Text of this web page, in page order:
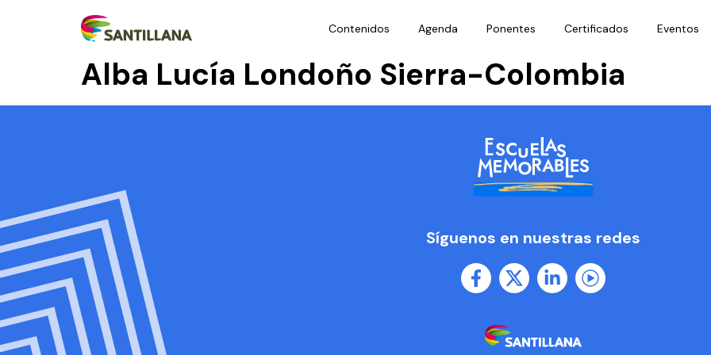
Contenidos Agenda Ponentes Certificados Eventos
Alba Lucía Londoño Sierra-Colombia
Síguenos en nuestras redes